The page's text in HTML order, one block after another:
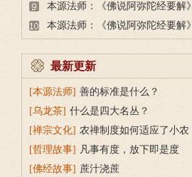
讲义 二
本源法师：《佛说阿弥陀经要解》
讲义 三
本源法师：《佛说阿弥陀经要解》
最新更新
[本源法师] 善的标准是什么？
[乌龙茶] 什么是四大名丛？
[禅宗文化] 农禅制度如何适应了小农
经济？
[哲理故事] 凡事有度，放下即是度
[佛经故事] 蔗汁浇蔗